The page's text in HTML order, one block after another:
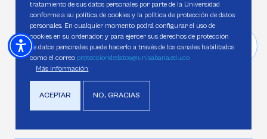
¡Estamos para servir
más y mejor!
Llámanos
Celular/WhatsApp: (+57) 323 225 5543
tratamiento de sus datos personales por parte de la Universidad
conforme a su política de cookies y la política de protección de datos
personales. En cualquier momento podrá configurar el uso de
cookies en su ordenador, y para ejercer sus derechos de protección
de datos personales puede hacerlo a través de los canales habilitados
como el correo protecciondedatos@unisabana.edu.co
Más información
ACEPTAR NO, GRACIAS